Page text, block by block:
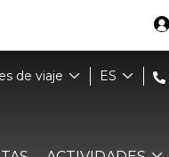
de viaje ES